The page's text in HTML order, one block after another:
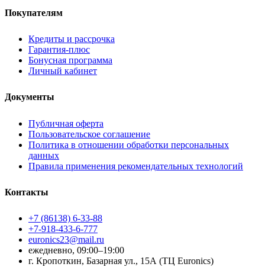
Покупателям
Кредиты и рассрочка
Гарантия-плюс
Бонусная программа
Личный кабинет
Документы
Публичная оферта
Пользовательское соглашение
Политика в отношении обработки персональных
данных
Правила применения рекомендательных технологий
Контакты
+7 (86138) 6-33-88
+7-918-433-6-777
euronics23@mail.ru
ежедневно, 09:00–19:00
г. Кропоткин, Базарная ул., 15А (ТЦ Euronics)